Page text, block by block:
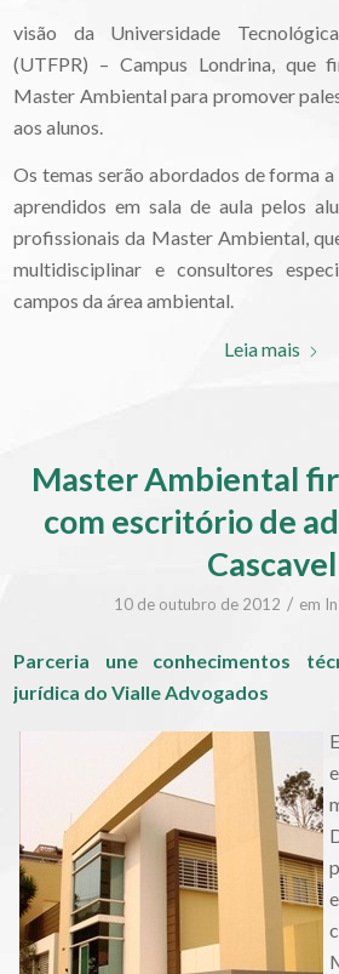
visão da Universidade
(UTFPR) – Campus Londrina, que
Master Ambiental para promover
aos alunos.
Os temas serão abordados de forma
aprendidos em sala de aula pelos
profissionais da Master Ambiental,
multidisciplinar e consultores
campos da área ambiental.
Leia mais
Master Ambiental
com escritório de
Cascavel
10 de outubro de 2012 / em
Parceria une conhecimentos
jurídica do Vialle Advogados